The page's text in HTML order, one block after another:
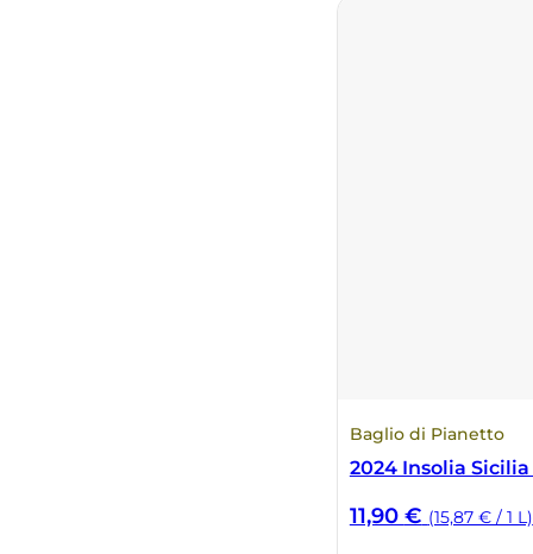
Baglio di Pianetto
2024 Insolia Sicilia
11,90 € (15,87 € / 1 L)